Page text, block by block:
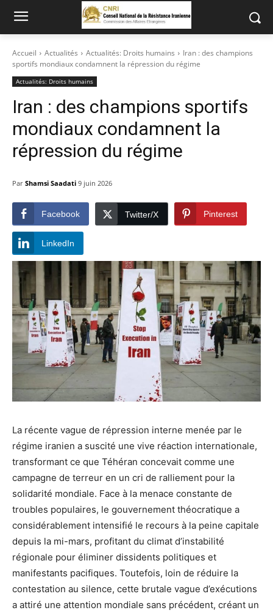
Accueil Actualités Actualités: Droits humains
Iran : des champions
sportifs mondiaux condamnent la répression du régime
Actualités: Droits humains
Iran : des champions sportifs
mondiaux condamnent la
répression du régime
Par Shamsi Saadati 9 juin 2026
Facebook Twitter/X Pinterest
LinkedIn
La récente vague de répression interne menée par le
régime iranien a suscité une vive réaction internationale,
transformant ce que Téhéran concevait comme une
campagne de terreur en un cri de ralliement pour la
solidarité mondiale. Face à la menace constante de
troubles populaires, le gouvernement théocratique a
considérablement intensifié le recours à la peine capitale
depuis la mi-mars, profitant du climat d’instabilité
régionale pour éliminer dissidents politiques et
manifestants pacifiques. Toutefois, loin de réduire la
contestation au silence, cette brutale vague d’exécutions
a attiré une attention mondiale sans précédent, créant un